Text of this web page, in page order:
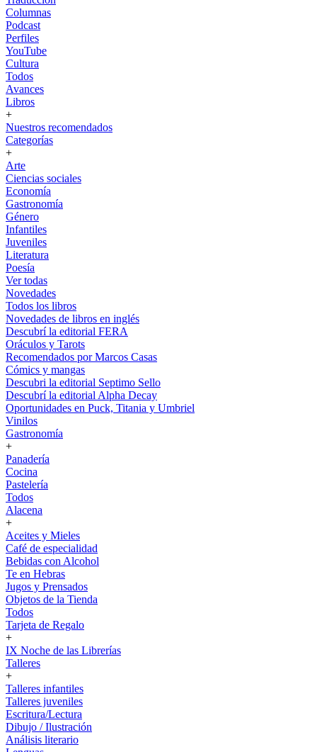
Columnas
Podcast
Perfiles
YouTube
Cultura
Todos
Avances
Libros
+
Nuestros recomendados
Categorías
+
Arte
Ciencias sociales
Economía
Gastronomía
Género
Infantiles
Juveniles
Literatura
Poesía
Ver todas
Novedades
Todos los libros
Novedades de libros en inglés
Descubrí la editorial FERA
Oráculos y Tarots
Recomendados por Marcos Casas
Cómics y mangas
Descubri la editorial Septimo Sello
Descubrí la editorial Alpha Decay
Oportunidades en Puck, Titania y Umbriel
Vinilos
Gastronomía
+
Panadería
Cocina
Pastelería
Todos
Alacena
+
Aceites y Mieles
Café de especialidad
Bebidas con Alcohol
Te en Hebras
Jugos y Prensados
Objetos de la Tienda
Todos
Tarjeta de Regalo
+
IX Noche de las Librerías
Talleres
+
Talleres infantiles
Talleres juveniles
Escritura/Lectura
Dibujo / Ilustración
Análisis literario